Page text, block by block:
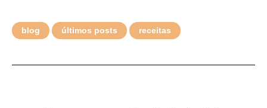
blog últimos posts receitas